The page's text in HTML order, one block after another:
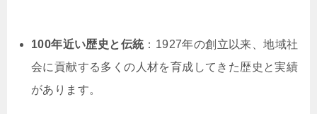
100年近い歴史と伝統：1927年の創立以来、地域社
会に貢献する多くの人材を育成してきた歴史と実績
があります。